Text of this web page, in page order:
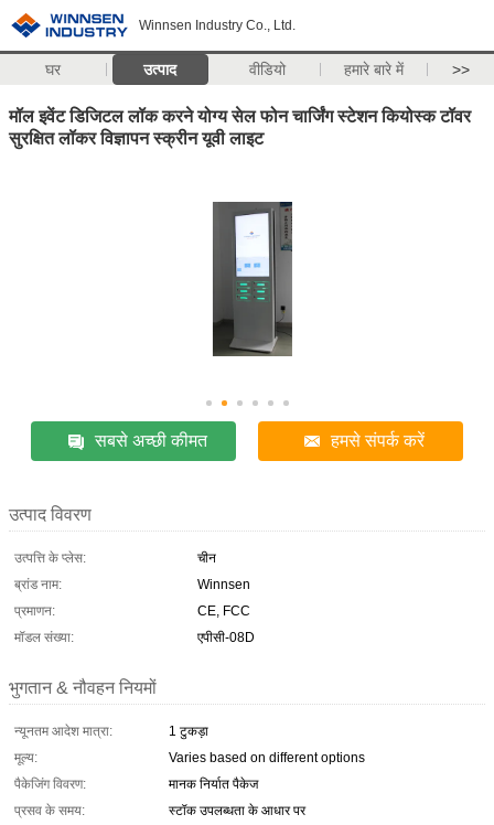
Winnsen Industry Co., Ltd.
घर उत्पाद वीडियो हमारे बारे में >>
मॉल इवेंट डिजिटल लॉक करने योग्य सेल फोन चार्जिंग स्टेशन कियोस्क टॉवर
सुरक्षित लॉकर विज्ञापन स्क्रीन यूवी लाइट
सबसे अच्छी कीमत हमसे संपर्क करें
उत्पाद विवरण
उत्पत्ति के प्लेस:
चीन
ब्रांड नाम:
Winnsen
प्रमाणन:
CE, FCC
मॉडल संख्या:
एपीसी-08D
भुगतान & नौवहन नियमों
न्यूनतम आदेश मात्रा:
1 टुकड़ा
मूल्य:
Varies based on different options
पैकेजिंग विवरण:
मानक निर्यात पैकेज
प्रसव के समय:
स्टॉक उपलब्धता के आधार पर